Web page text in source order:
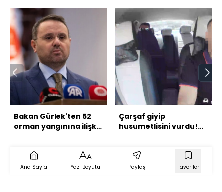
Bakan Gürlek'ten 52
orman yangınına ilişkin
Çarşaf giyip
husumetlisini vurdu!
Ana Sayfa Yazı Boyutu Paylaş Favoriler